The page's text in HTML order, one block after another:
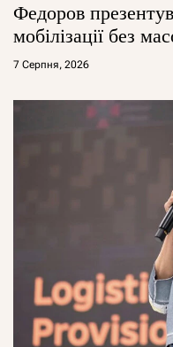
Федоров
мобілізації без
7 Серпня, 2026